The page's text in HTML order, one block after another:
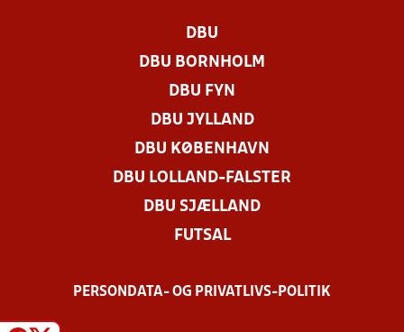
DBU
DBU BORNHOLM
DBU FYN
DBU JYLLAND
DBU KØBENHAVN
DBU LOLLAND-FALSTER
DBU SJÆLLAND
FUTSAL
PERSONDATA- OG PRIVATLIVS-POLITIK